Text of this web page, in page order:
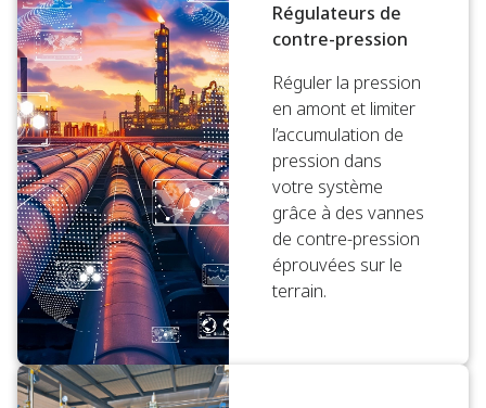
Régulateurs de
contre-pression
Réguler la pression
en amont et limiter
l’accumulation de
pression dans
votre système
grâce à des vannes
de contre-pression
éprouvées sur le
terrain.